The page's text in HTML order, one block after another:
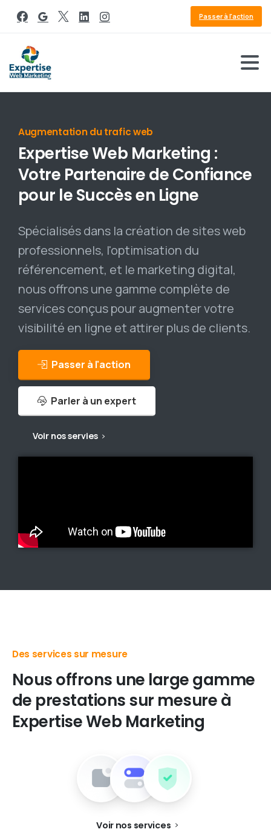
Passer à l'action
Référencement Google
ExpertiseWeb Marketing :
Votre PartenairedeConfiance
pour leSuccèsen Ligne
Spécialisés dans la création de sites web
professionnels, l'optimisation du
référencement, et le marketing digital,
nous offrons une gamme complète de
services conçus pour augmenter votre
visibilité en ligne et attirer plus de clients.
Passer à l'action
Parler à un expert
Voir nos servies
Des produits digitaux de premier choix
Nousoffrons une largegamme
de prestationssur mesureà
ExpertiseWeb Marketing
Voir nos services